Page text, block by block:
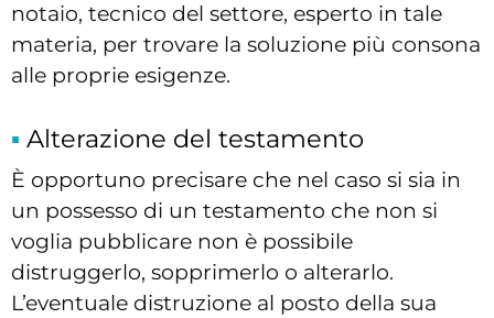
notaio, tecnico del settore, esperto in tale
materia, per trovare la soluzione più consona
alle proprie esigenze.
Alterazione del testamento
È opportuno precisare che nel caso si sia in
un possesso di un testamento che non si
voglia pubblicare non è possibile
distruggerlo, sopprimerlo o alterarlo.
L’eventuale distruzione al posto della sua